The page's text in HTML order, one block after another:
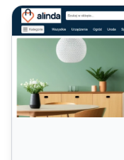
Alinda Europe